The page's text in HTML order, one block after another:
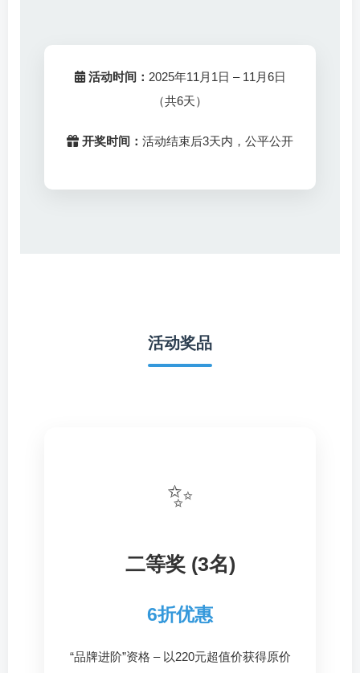
活动时间： 2025年11月1日 – 11月6日
（共6天）
开奖时间： 活动结束后3天内，公平公开
活动奖品
✨
二等奖 (3名)
6折优惠
“品牌进阶”资格 – 以220元超值价获得原价